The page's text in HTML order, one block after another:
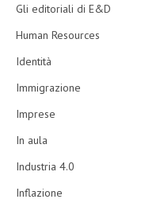
Gli editoriali di E&D
Human Resources
Identità
Immigrazione
Imprese
In aula
Industria 4.0
Inflazione